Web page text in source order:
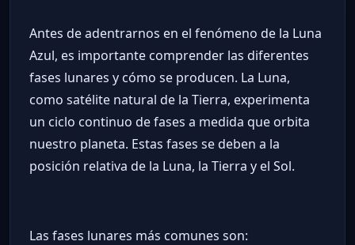
Antes de adentrarnos en el fenómeno de la Luna
Azul, es importante comprender las diferentes
fases lunares y cómo se producen. La Luna,
como satélite natural de la Tierra, experimenta
un ciclo continuo de fases a medida que orbita
nuestro planeta. Estas fases se deben a la
posición relativa de la Luna, la Tierra y el Sol.
Las fases lunares más comunes son: